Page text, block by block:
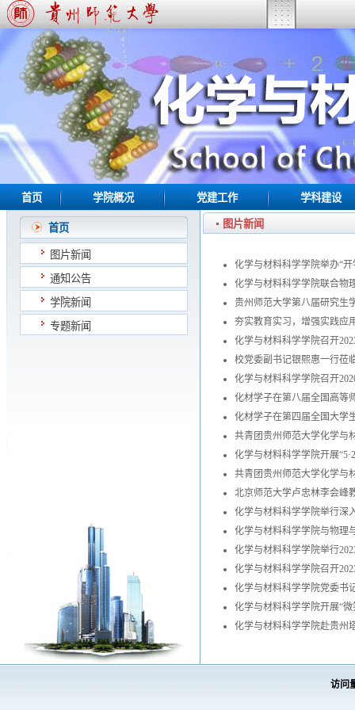
首页 学院概况 党建工作 学科建设
首页
图片新闻
通知公告
学院新闻
专题新闻
图片新闻
化学与材料科学学院举办“
化学与材料科学学院联合物
贵州师范大学第八届研究
夯实教育实习，增强实践应
化学与材料科学学院召开
校党委副书记银熙惠一行莅
化学与材料科学学院召开
化材学子在第八届全国高等
化材学子在第四届全国大学
共青团贵州师范大学化学与
化学与材料科学学院开展
共青团贵州师范大学化学与
北京师范大学卢忠林李会峰
化学与材料科学学院举行深
化学与材料科学学院与物理
化学与材料科学学院举行
化学与材料科学学院召开
化学与材料科学学院党委书
化学与材料科学学院开展“
化学与材料科学学院赴贵州
访问